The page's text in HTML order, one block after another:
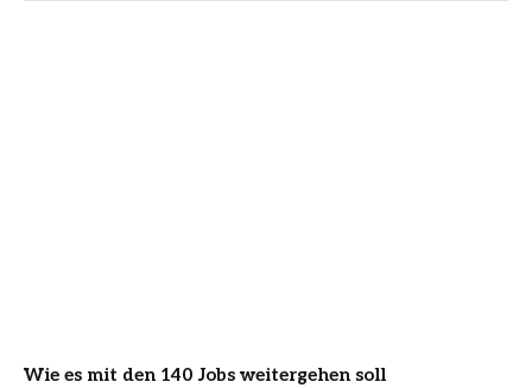
Wie es mit den 140 Jobs weitergehen soll